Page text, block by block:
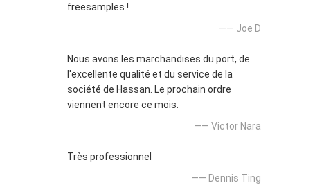
freesamples !
—— Joe D
Nous avons les marchandises du port, de
l'excellente qualité et du service de la
société de Hassan. Le prochain ordre
viennent encore ce mois.
—— Victor Nara
Très professionnel
—— Dennis Ting